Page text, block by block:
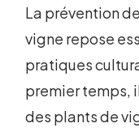
La prévention
vigne repose
pratiques
premier temps,
des plants de